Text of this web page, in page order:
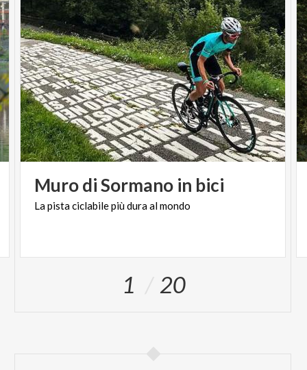
MurodiSormano in bici
Lapistaciclabilepiùduraalmondo
1 20